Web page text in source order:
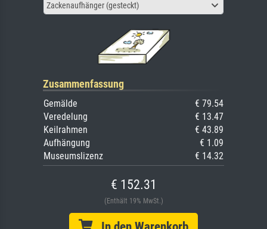
Zackenaufhänger (gesteckt)
Zusammenfassung
Gemälde
€ 79.54
Veredelung
€ 13.47
Keilrahmen
€ 43.89
Aufhängung
€ 1.09
Museumslizenz
€ 14.32
€ 152.31
(Enthält 19% MwSt.)